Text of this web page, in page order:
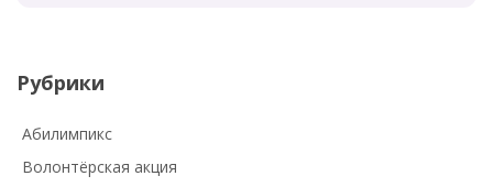
Рубрики
Абилимпикс
Волонтёрская акция